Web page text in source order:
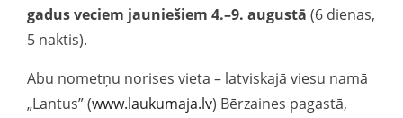
gadus veciem jauniešiem 4.–9. augustā (6 dienas,
5 naktis).
Abu nometņu norises vieta – latviskajā viesu namā
„Lantus” (www.laukumaja.lv) Bērzaines pagastā,